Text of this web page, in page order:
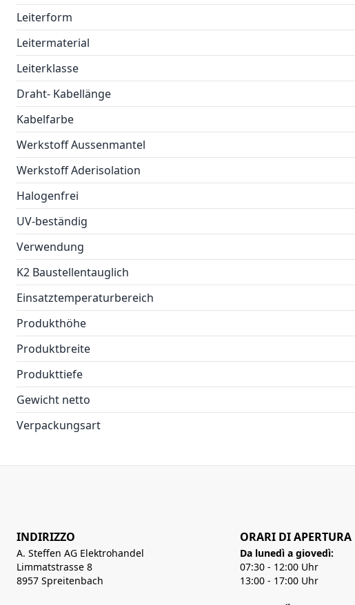
Leiterform
Leitermaterial
Leiterklasse
Draht- Kabellänge
Kabelfarbe
Werkstoff Aussenmantel
Werkstoff Aderisolation
Halogenfrei
UV-beständig
Verwendung
K2 Baustellentauglich
Einsatztemperaturbereich
Produkthöhe
Produktbreite
Produkttiefe
Gewicht netto
Verpackungsart
INDIRIZZO
A. Steffen AG Elektrohandel
Limmatstrasse 8
8957 Spreitenbach
ORARI DI APERTURA
Da lunedì a giovedì:
07:30 - 12:00 Uhr
13:00 - 17:00 Uhr